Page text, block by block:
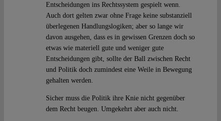
Entscheidungen ins Rechtssystem gespielt wenn.
Auch dort gelten zwar ohne Frage keine substanziell
überlegenen Handlungslogiken; aber so lange wir
davon ausgehen, dass es in gewissen Grenzen doch so
etwas wie materiell gute und weniger gute
Entscheidungen gibt, sollte der Ball zwischen Recht
und Politik doch zumindest eine Weile in Bewegung
gehalten werden.
Sicher muss die Politik ihre Knie nicht gegenüber
dem Recht beugen. Umgekehrt aber auch nicht.